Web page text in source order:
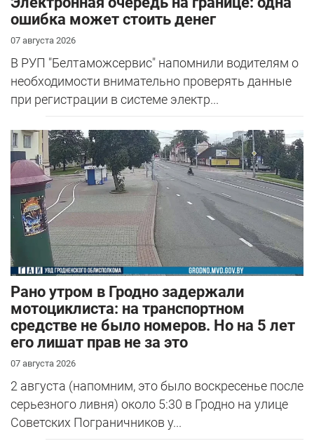
ошибка может стоить денег
07 августа 2026
В РУП "Белтаможсервис" напомнили водителям о
необходимости внимательно проверять данные
при регистрации в системе электр...
Рано утром в Гродно задержали
мотоциклиста: на транспортном
средстве не было номеров. Но на 5 лет
его лишат прав не за это
07 августа 2026
2 августа (напомним, это было воскресенье после
серьезного ливня) около 5:30 в Гродно на улице
Советских Пограничников у...